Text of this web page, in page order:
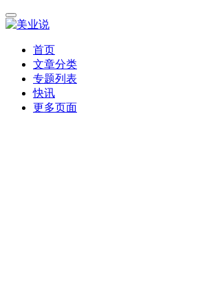
首页
文章分类
专题列表
快讯
更多页面